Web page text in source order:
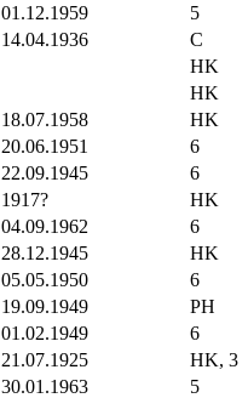
01.12.1959
5
14.04.1936
C
HK
HK
18.07.1958
HK
20.06.1951
6
22.09.1945
6
1917?
HK
04.09.1962
6
28.12.1945
HK
05.05.1950
6
19.09.1949
PH
01.02.1949
6
21.07.1925
HK, 3
30.01.1963
5